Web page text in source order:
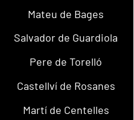
Mateu de Bages
Salvador de Guardiola
Pere de Torelló
Castellví de Rosanes
Martí de Centelles